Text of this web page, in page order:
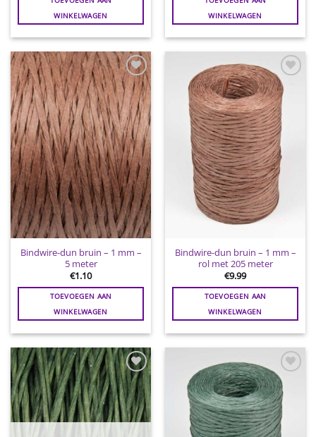
WINKELWAGEN
WINKELWAGEN
Toevoegen
aan
wenslijst
Bindwire-dun bruin – 1 mm –
5 meter
€1.10
TOEVOEGEN AAN
WINKELWAGEN
Toevoegen
aan
wenslijst
Bindwire-dun bruin – 1 mm –
rol met 205 meter
€9.99
TOEVOEGEN AAN
WINKELWAGEN
Toevoegen
aan
wenslijst
Toevoegen
aan
wenslijst